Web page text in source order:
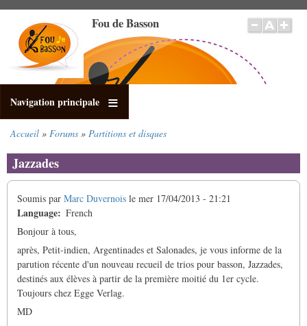
contenu
principal
Fou de Basson
Navigation principale
d'Ariane
Accueil Forums Partitions et disques
Jazzades
Soumis par Marc Duvernois le mer 17/04/2013 - 21:21
Language
French
Bonjour à tous,
après, Petit-indien, Argentinades et Salonades, je vous informe de la
parution récente d'un nouveau recueil de trios pour basson, Jazzades,
destinés aux élèves à partir de la première moitié du 1er cycle.
Toujours chez Egge Verlag.
MD